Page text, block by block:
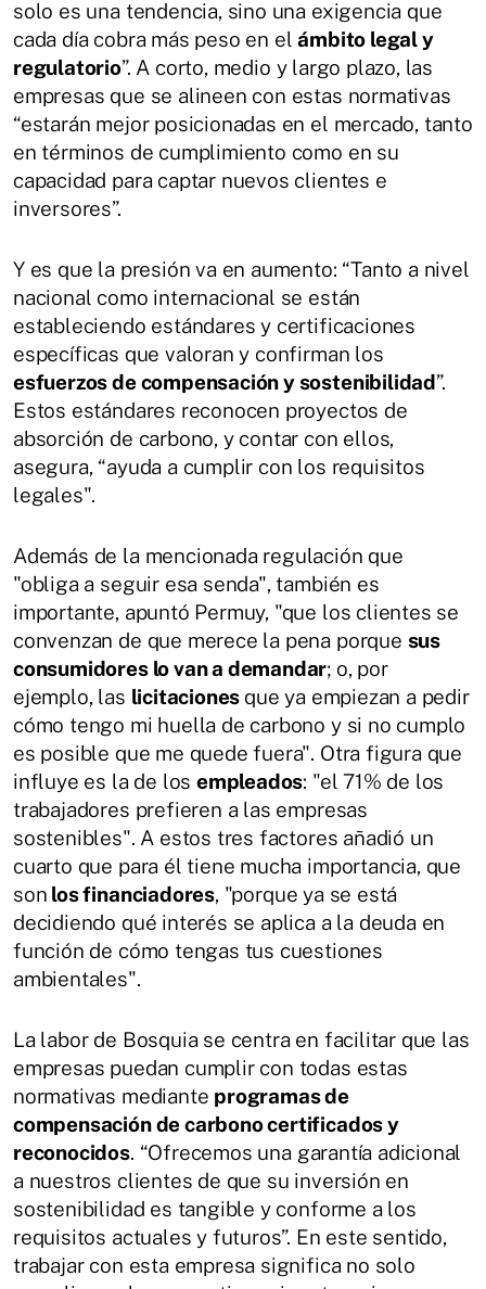
solo es una tendencia, sino una exigencia que
cada día cobra más peso en elámbito legal y
regulatorio”. A corto, medio y largo plazo, las
empresas que se alineen con estas normativas
“estarán mejor posicionadas en el mercado, tanto
en términos de cumplimiento como en su
capacidad para captar nuevos clientes e
inversores”.
Y es que la presión va en aumento: “Tanto a nivel
nacional como internacional se están
estableciendo estándares y certificaciones
específicas que valoran y confirman los
esfuerzos de compensación y sostenibilidad”.
Estos estándares reconocen proyectos de
absorción de carbono, y contar con ellos,
asegura, “ayuda a cumplir con los requisitos
legales".
Además de la mencionada regulación que
"obliga a seguir esa senda", también es
importante, apuntó Permuy, "que los clientes se
convenzan de que merece la pena porque sus
consumidores lo van a demandar; o, por
ejemplo, las licitaciones que ya empiezan a pedir
cómo tengo mi huella de carbono y si no cumplo
es posible que me quede fuera". Otra figura que
influye es la de losempleados: "el 71% de los
trabajadores prefieren a las empresas
sostenibles". A estos tres factores añadió un
cuarto que para él tiene mucha importancia, que
son los financiadores, "porque ya se está
decidiendo qué interés se aplica a la deuda en
función de cómo tengas tus cuestiones
ambientales".
La labor de Bosquia se centra en facilitar que las
empresas puedan cumplir con todas estas
normativas mediante programas de
compensación de carbono certificados y
reconocidos. “Ofrecemos una garantía adicional
a nuestros clientes de que su inversión en
sostenibilidad es tangible y conforme a los
requisitos actuales y futuros”. En este sentido,
trabajar con esta empresa significa no solo